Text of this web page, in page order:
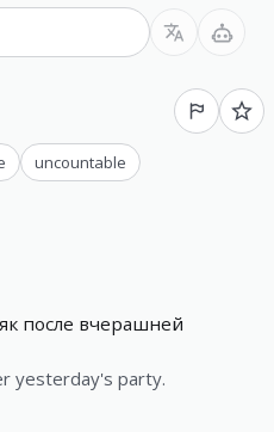
uncountable
после вчерашней
yesterday's party.